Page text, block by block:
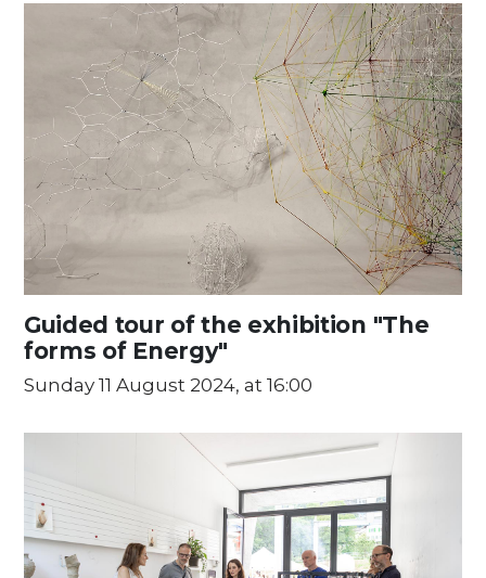
Guided tour of the exhibition "The
forms of Energy"
Sunday 11 August 2024, at 16:00